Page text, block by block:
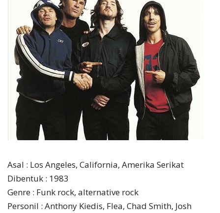
Asal : Los Angeles, California, Amerika Serikat
Dibentuk : 1983
Genre : Funk rock, alternative rock
Personil : Anthony Kiedis, Flea, Chad Smith, Josh